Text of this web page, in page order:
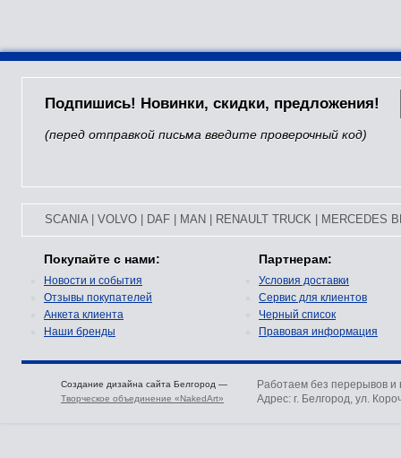
Подпишись! Новинки, скидки, предложения!
(перед отправкой письма введите проверочный код)
SCANIA| VOLVO DAF MAN RENAULT TRUCK MERCEDES
Покупайте с нами:
Новости и события
Отзывы покупателей
Анкета клиента
Наши бренды
Партнерам:
Условия доставки
Сервис для клиентов
Черный список
Правовая информация
Создание дизайна сайта Белгород —
Творческое объединение «NakedArt»
Работаем без перерывов и
Адрес: г. Белгород, ул.